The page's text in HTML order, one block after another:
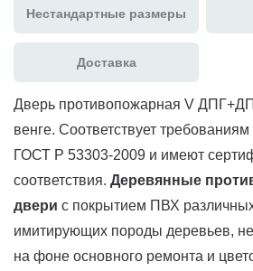
Нестандартные размеры
Доставка
Дверь противопожарная V
венге. Соответствует
ГОСТ Р 53303-2009 и имеют
соответствия. Деревянные
двери с покрытием ПВХ
имитирующих породы деревьев, не
на фоне основного ремонта и